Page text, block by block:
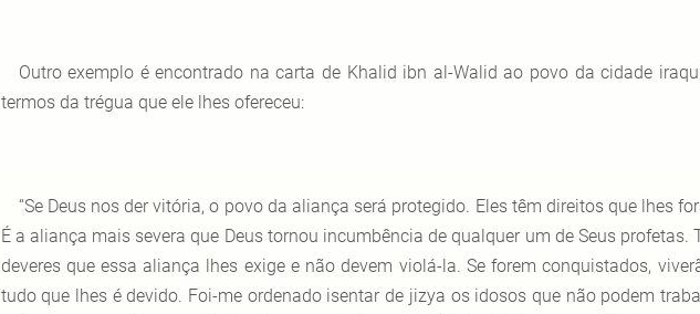
Outro exemplo é encontrado na carta de Khalid ibn al-Walid ao povo da cidade
termos da trégua que ele lhes ofereceu:
“Se Deus nos der vitória, o povo da aliança será protegido. Eles têm direitos que lhes
É a aliança mais severa que Deus tornou incumbência de qualquer um de Seus
deveres que essa aliança lhes exige e não devem violá-la. Se forem conquistados,
tudo que lhes é devido. Foi-me ordenado isentar de jizya os idosos que não podem